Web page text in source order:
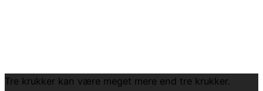
Tre krukker kan være meget mere end tre krukker.